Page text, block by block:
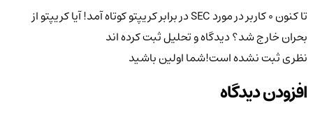
تا کنون 0 کاربر در مورد
SEC در برابر کریپتو کوتاه آمد! آیا کریپتو از
بحران خارج شد؟دیدگاه و تحلیل ثبت کرده اند
نظری ثبت نشده است!شما اولین باشید
افزودن دیدگاه